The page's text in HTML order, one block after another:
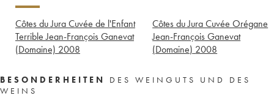
Côtes du Jura Cuvée de l'Enfant
Terrible Jean-François Ganevat
(Domaine) 2008
Côtes du Jura Cuvée Orégane
Jean-François Ganevat
(Domaine) 2008
BESONDERHEITEN
DES WEINGUTS UND DES
WEINS